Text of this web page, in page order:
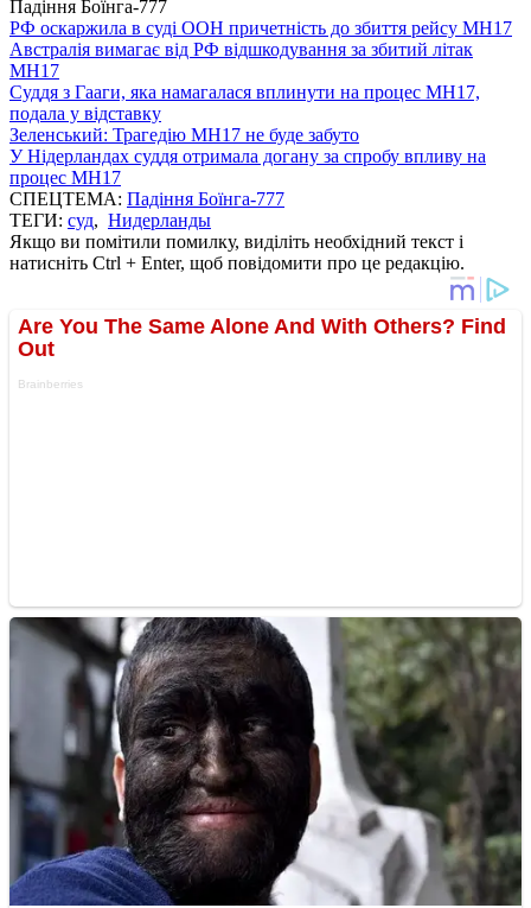
Падіння Боїнга-777
РФ оскаржила в суді ООН причетність до збиття рейсу MH17
Австралія вимагає від РФ відшкодування за збитий літак
MH17
Суддя з Гааги, яка намагалася вплинути на процес МН17,
подала у відставку
Зеленський: Трагедію MH17 не буде забуто
У Нідерландах суддя отримала догану за спробу впливу на
процес MH17
СПЕЦТЕМА: Падіння Боїнга-777
ТЕГИ: суд, Нидерланды
Якщо ви помітили помилку, виділіть необхідний текст і
натисніть Ctrl + Enter, щоб повідомити про це редакцію.